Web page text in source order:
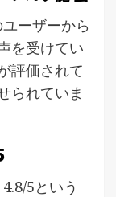
ーザーから
を受けてい
評価されて
られていま
5という